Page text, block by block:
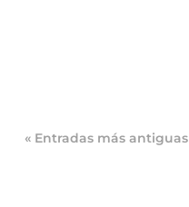
« Entradas más antiguas